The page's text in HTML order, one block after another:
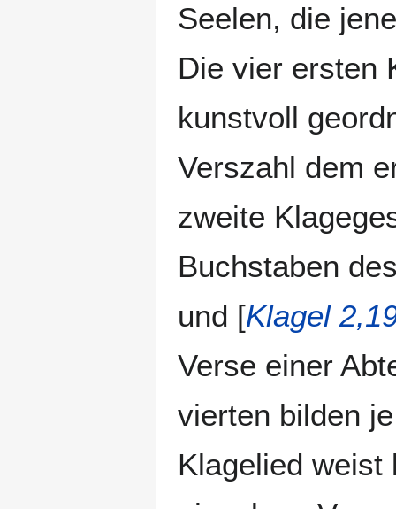
Seelen, die
Die vier ersten
kunstvoll
Verszahl dem
zweite
Buchstaben
und [Klagel
Verse einer
vierten bilden
Klagelied weist